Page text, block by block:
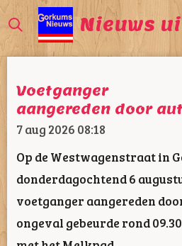
Ga
direct
naar
de
hoofdinhoud
Nieuws
Voetganger
aangereden door
7 aug 2026 08:18
Op de Westwagenstraat in
donderdagochtend 6
voetganger aangereden
ongeval gebeurde rond